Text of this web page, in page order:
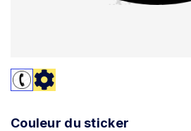
Couleur du sticker